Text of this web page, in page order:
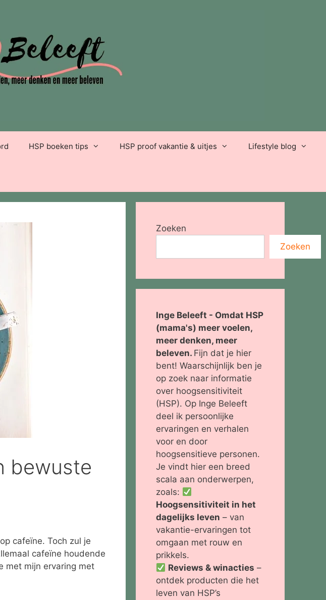
HSP boeken tips HSP proof vakantie & uitjes Lifestyle blog
bewuste
cafeïne. Toch zul je
cafeïne houdende
met mijn ervaring met
Zoeken
Zoeken
Inge Beleeft - Omdat HSP
(mama's) meer voelen,
meer denken, meer
beleven. Fijn dat je hier
bent! Waarschijnlijk ben je
op zoek naar informatie
over hoogsensitiviteit
(HSP). Op Inge Beleeft
deel ik persoonlijke
ervaringen en verhalen
voor en door
hoogsensitieve personen.
Je vindt hier een breed
scala aan onderwerpen,
zoals:
Hoogsensitiviteit in het
dagelijks leven – van
vakantie-ervaringen tot
omgaan met rouw en
prikkels.
Reviews & winacties –
ontdek producten die het
leven van HSP’s